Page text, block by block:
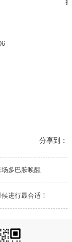
分享到：
多巴胺唤醒
进行最合适！